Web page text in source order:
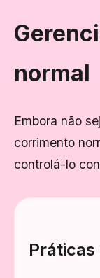
normal
Embora não
corrimento
controlá-lo
Práticas